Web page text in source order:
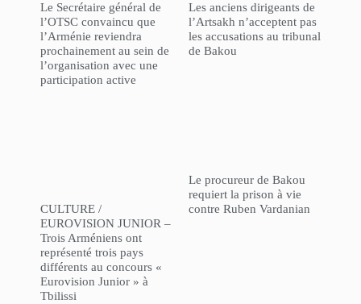
Le Secrétaire général de
l’OTSC convaincu que
l’Arménie reviendra
prochainement au sein de
l’organisation avec une
participation active
CULTURE /
EUROVISION JUNIOR –
Trois Arméniens ont
représenté trois pays
différents au concours «
Eurovision Junior » à
Tbilissi
Les anciens dirigeants de
l’Artsakh n’acceptent pas
les accusations au tribunal
de Bakou
Le procureur de Bakou
requiert la prison à vie
contre Ruben Vardanian